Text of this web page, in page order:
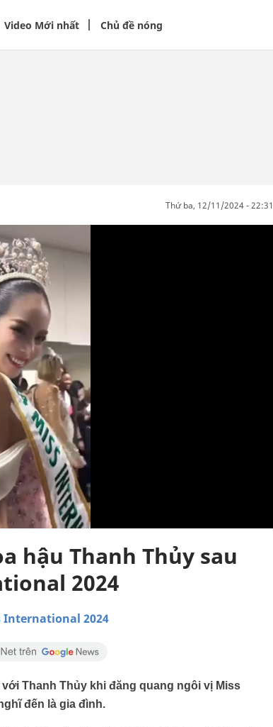
Video Mới nhất Chủ đề nóng
thứ ba, 12/11/2024 - 22:31
hậu Thanh Thủy sau
2024
International 2024
Thanh Thủy khi đăng quang ngôi vị Miss
đến là gia đình.